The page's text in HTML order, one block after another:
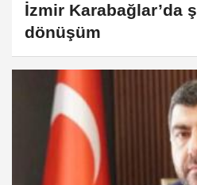
İzmir Karabağlar’da
dönüşüm